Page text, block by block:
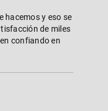
hacemos y eso se
de miles
confiando en